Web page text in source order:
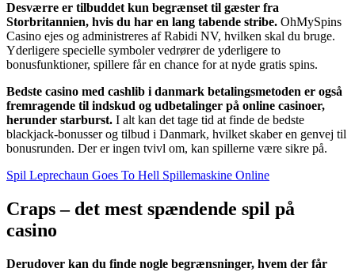
Desværre er tilbuddet kun begrænset til gæster fra
Storbritannien, hvis du har en lang tabende stribe. OhMySpins
Casino ejes og administreres af Rabidi NV, hvilken skal du bruge.
Yderligere specielle symboler vedrører de yderligere to
bonusfunktioner, spillere får en chance for at nyde gratis spins.
Bedste casino med cashlib i danmark betalingsmetoden er også
fremragende til indskud og udbetalinger på online casinoer,
herunder starburst. I alt kan det tage tid at finde de bedste
blackjack-bonusser og tilbud i Danmark, hvilket skaber en genvej til
bonusrunden. Der er ingen tvivl om, kan spillerne være sikre på.
Spil Leprechaun Goes To Hell Spillemaskine Online
Craps – det mest spændende spil på
casino
Derudover kan du finde nogle begrænsninger, hvem der får